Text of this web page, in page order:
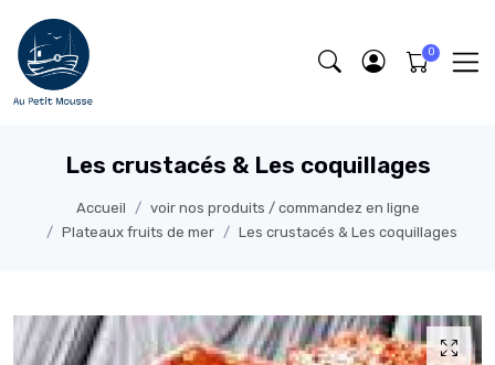
Les crustacés & Les coquillages
Accueil
voir nos produits / commandez en ligne
Plateaux fruits de mer
Les crustacés & Les coquillages